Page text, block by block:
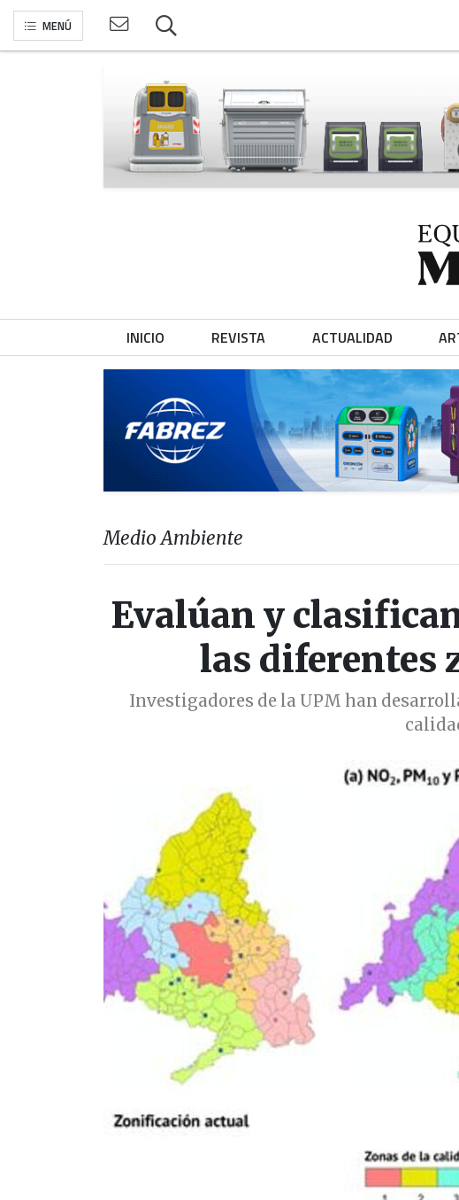
MENÚ
INICIO REVISTA ACTUALIDAD
Medio Ambiente
Evalúan y
las diferentes
Investigadores de la UPM han